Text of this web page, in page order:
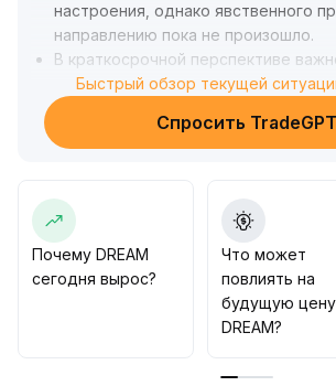
настроения, однако явственного
направлению пока не произошло.
В краткосрочной перспективе
тем, сможет ли цена нарастить
уровень консолидации; при
первым ориентиром выступает
вероятность отката к предыдущей
существенно возрастает
Инвесторам рекомендуется строго
контролировать объём позиций,
изменения объёма торгов и
сигналы, до формирования четкого
Для среднесрочных и
Быстрый обзор текущей
Спросить TradeGPT
Почему DREAM
сегодня вырос?
Что может
повлиять на
будущую цену
DREAM?